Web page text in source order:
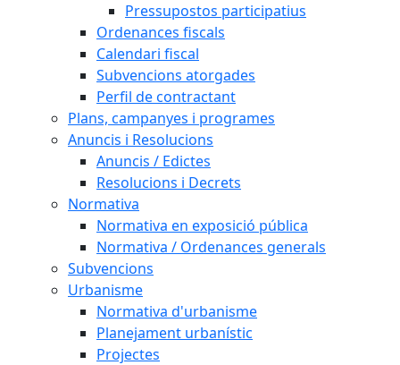
Pressupostos participatius
Ordenances fiscals
Calendari fiscal
Subvencions atorgades
Perfil de contractant
Plans, campanyes i programes
Anuncis i Resolucions
Anuncis / Edictes
Resolucions i Decrets
Normativa
Normativa en exposició pública
Normativa / Ordenances generals
Subvencions
Urbanisme
Normativa d'urbanisme
Planejament urbanístic
Projectes